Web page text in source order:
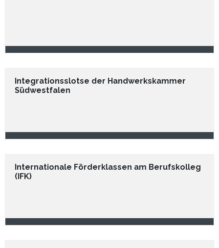
Integrationsslotse der Handwerkskammer
Südwestfalen
Internationale Förderklassen am Berufskolleg
(IFK)